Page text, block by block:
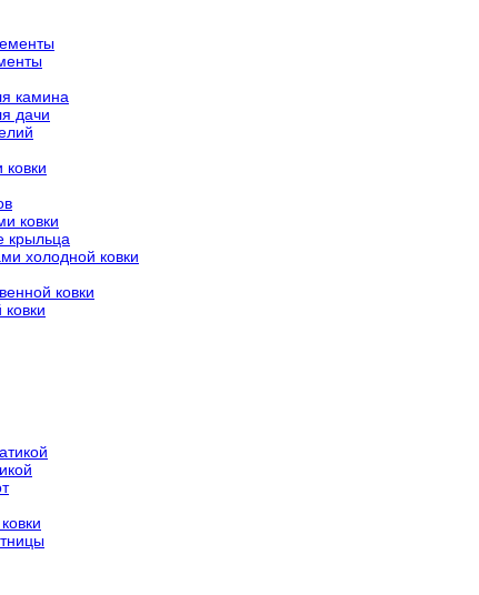
камина
дачи
ковки
крыльца
холодной ковки
ковки